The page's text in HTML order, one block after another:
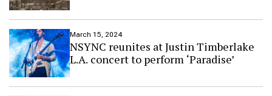
March 15, 2024
NSYNC reunites at Justin Timberlake
L.A. concert to perform ‘Paradise’